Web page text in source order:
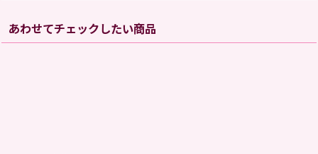
あわせてチェックしたい商品